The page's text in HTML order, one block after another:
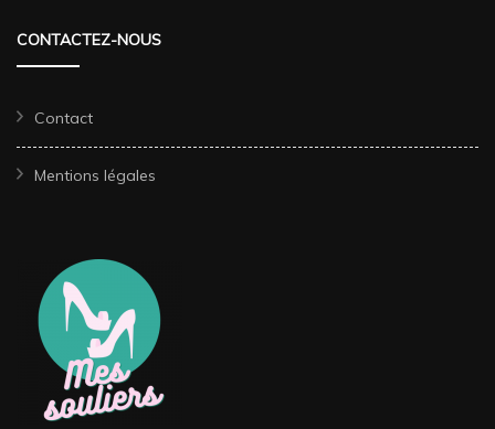
CONTACTEZ-NOUS
Contact
Mentions légales